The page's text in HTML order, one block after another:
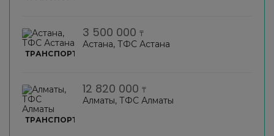
ТРАНСПОРТ
3 500 000 ₸
Астана, ТФС Астана
ТРАНСПОРТ
12 820 000 ₸
Алматы, ТФС Алматы